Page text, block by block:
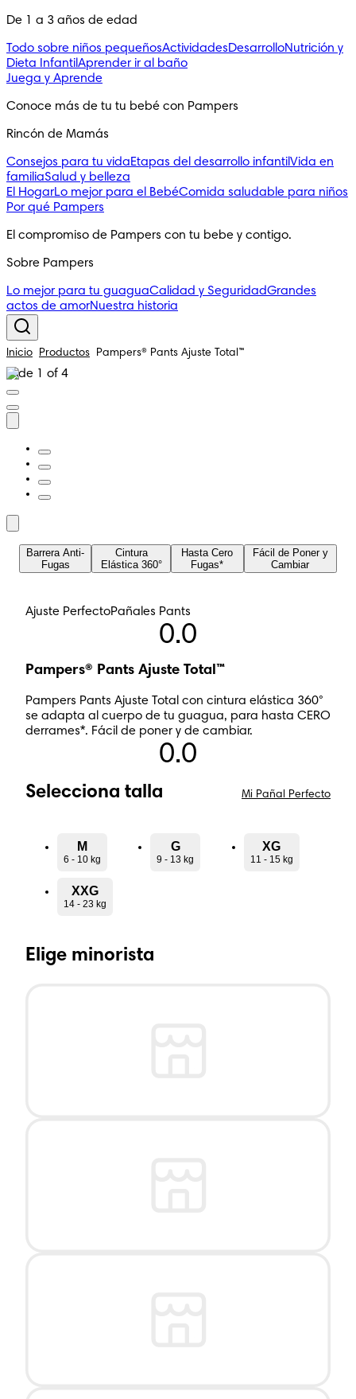
De 1 a 3 años de edad
Todo sobre niños pequeñosActividadesDesarrolloNutrición y
Dieta InfantilAprender ir al baño
Juega y Aprende
Conoce más de tu tu bebé con Pampers
Rincón de Mamás
Consejos para tu vidaEtapas del desarrollo infantilVida en
familiaSalud y belleza
El HogarLo mejor para el BebéComida saludable para niños
Por qué Pampers
El compromiso de Pampers con tu bebe y contigo.
Sobre Pampers
Lo mejor para tu guaguaCalidad y SeguridadGrandes
actos de amorNuestra historia
Inicio Productos Pampers® Pants Ajuste Total™
Slide 1 of 4
Barrera Anti-
Fugas
Cintura
Elástica 360°
Hasta Cero
Fugas*
Fácil de Poner y
Cambiar
Ajuste PerfectoPañales Pants
0.0
Pampers® Pants Ajuste Total™
Pampers Pants Ajuste Total con cintura elástica 360°
se adapta al cuerpo de tu guagua, para hasta CERO
derrames*. Fácil de poner y de cambiar.
0.0
Selecciona talla Mi Pañal Perfecto
M
6 - 10 kg
G
9 - 13 kg
XG
11 - 15 kg
XXG
14 - 23 kg
Elige minorista